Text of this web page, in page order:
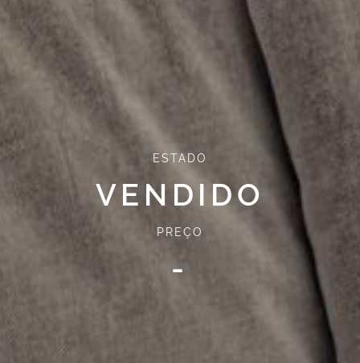
ESTADO
VENDIDO
PREÇO
-